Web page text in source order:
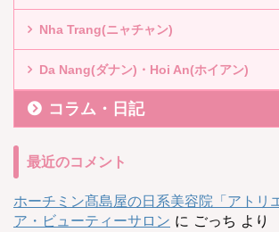
Nha Trang(ニャチャン)
Da Nang(ダナン)・Hoi An(ホイアン)
コラム・日記
最近のコメント
ホーチミン髙島屋の日系美容院「アトリ
ア・ビューティーサロン に ごっち より